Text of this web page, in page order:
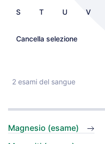
S T U V
Cancella selezione
2 esami del sangue
Magnesio (esame)